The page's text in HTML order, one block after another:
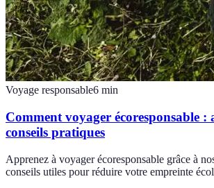
Voyage responsable6 min
Comment voyager écoresponsable :
conseils pratiques
Apprenez à voyager écoresponsable grâce à
conseils utiles pour réduire votre empreinte